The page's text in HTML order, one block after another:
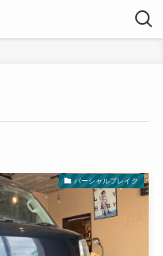
パーシャルブレイク